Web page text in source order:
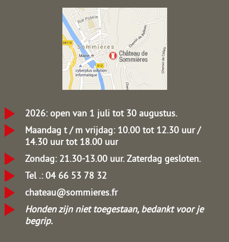
2026: open van 1 juli tot 30 augustus.
Maandag t / m vrijdag: 10.00 tot 12.30 uur /
14.30 uur tot 18.00 uur
Zondag: 21.30-13.00 uur.Zaterdag gesloten.
Tel .: 04 66 53 78 32
chateau@sommieres.fr
Honden zijn niet toegestaan, bedankt voor je
begrip.